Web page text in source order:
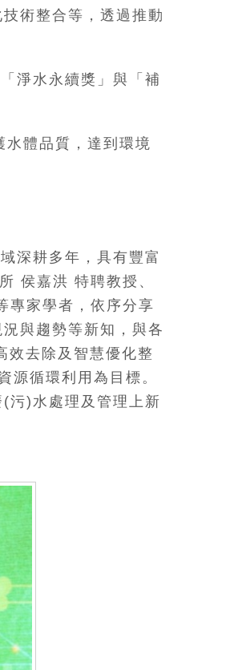
術整合等，透過推動
淨水永續獎」與「補
體品質，達到環境
深耕多年，具有豐富
侯嘉洪 特聘教授、
專家學者，依序分享
與趨勢等新知，與各
效去除及智慧優化整
源循環利用為目標。
污)水處理及管理上新